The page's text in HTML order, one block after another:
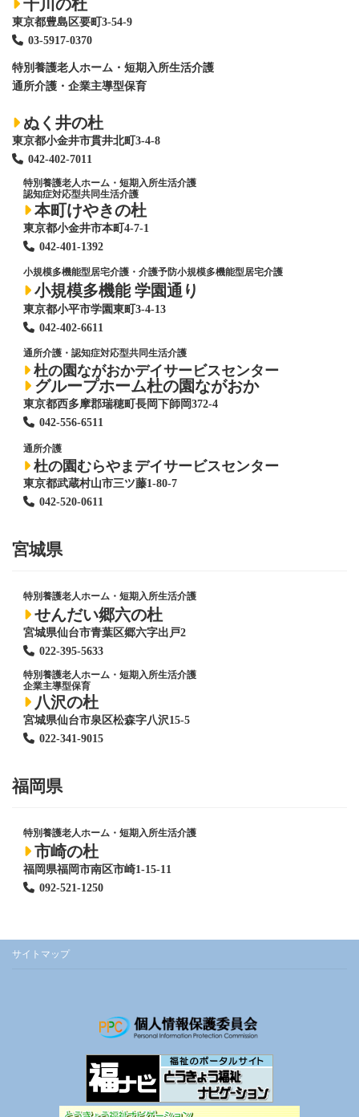
千川の杜
東京都豊島区要町3-54-9
03-5917-0370
特別養護老人ホーム ・短期入所生活介護
通所介護・企業主導型保育
ぬく井の杜
東京都小金井市貫井北町3-4-8
042-402-7011
特別養護老人ホーム ・短期入所生活介護
認知症対応型共同生活介護
本町けやきの杜
東京都小金井市本町4-7-1
042-401-1392
小規模多機能型居宅介護・介護予防小規模多機能型居宅介護
小規模多機能 学園通り
東京都小平市学園東町3-4-13
042-402-6611
通所介護・認知症対応型共同生活介護
杜の園ながおかデイサービスセンター
グループホーム杜の園ながおか
東京都西多摩郡瑞穂町長岡下師岡372-4
042-556-6511
通所介護
杜の園むらやまデイサービスセンター
東京都武蔵村山市三ツ藤1-80-7
042-520-0611
宮城県
特別養護老人ホーム ・短期入所生活介護
せんだい郷六の杜
宮城県仙台市青葉区郷六字出戸2
022-395-5633
特別養護老人ホーム ・短期入所生活介護
企業主導型保育
八沢の杜
宮城県仙台市泉区松森字八沢15-5
022-341-9015
福岡県
特別養護老人ホーム ・短期入所生活介護
市崎の杜
福岡県福岡市南区市崎1-15-11
092-521-1250
サイトマップ